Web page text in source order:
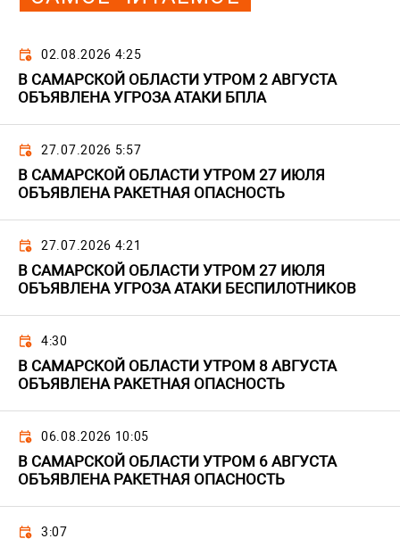
02.08.2026 4:25
В САМАРСКОЙ ОБЛАСТИ УТРОМ 2 АВГУСТА
ОБЪЯВЛЕНА УГРОЗА АТАКИ БПЛА
27.07.2026 5:57
В САМАРСКОЙ ОБЛАСТИ УТРОМ 27 ИЮЛЯ
ОБЪЯВЛЕНА РАКЕТНАЯ ОПАСНОСТЬ
27.07.2026 4:21
В САМАРСКОЙ ОБЛАСТИ УТРОМ 27 ИЮЛЯ
ОБЪЯВЛЕНА УГРОЗА АТАКИ БЕСПИЛОТНИКОВ
4:30
В САМАРСКОЙ ОБЛАСТИ УТРОМ 8 АВГУСТА
ОБЪЯВЛЕНА РАКЕТНАЯ ОПАСНОСТЬ
06.08.2026 10:05
В САМАРСКОЙ ОБЛАСТИ УТРОМ 6 АВГУСТА
ОБЪЯВЛЕНА РАКЕТНАЯ ОПАСНОСТЬ
3:07